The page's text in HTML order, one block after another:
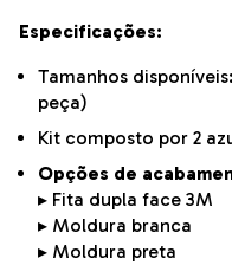
Especificações:
Tamanhos
peça)
Kit composto por 2
Opções de
▸ Fita dupla face 3M
▸ Moldura branca
▸ Moldura preta